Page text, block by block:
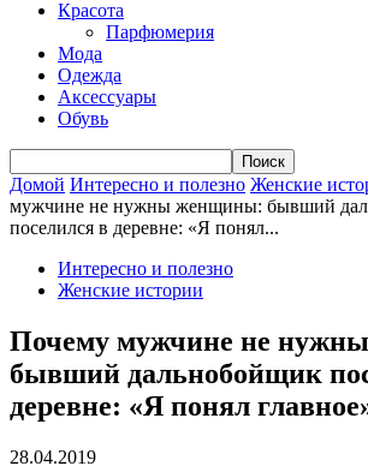
Красота
Парфюмерия
Мода
Одежда
Аксессуары
Обувь
Домой Интересно и полезно Женские
мужчине не нужны женщины: бывший
поселился в деревне: «Я понял...
Интересно и полезно
Женские истории
Почему мужчине не
бывший дальнобойщик
деревне: «Я понял
28.04.2019